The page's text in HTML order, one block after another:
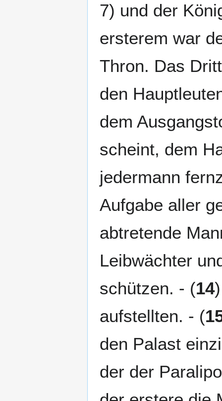
7) und der
ersterem war
Thron. Das
den
dem
scheint, dem
jedermann
Aufgabe aller
abtretende
Leibwächter
schützen. - (14
aufstellten. - (
den Palast
der der